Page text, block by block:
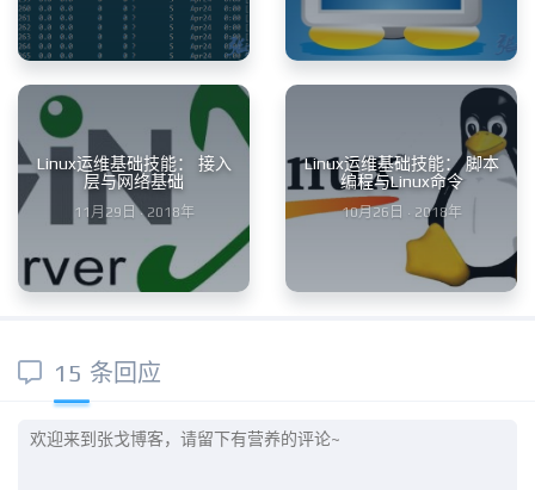
Linux运维基础技能： 接入
层与网络基础
11月29日 · 2018年
Linux运维基础技能： 脚本
编程与Linux命令
10月26日 · 2018年
15 条回应